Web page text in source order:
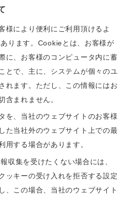
様により便利にご利用頂けるよ
ります。Cookieとは、お客様が
に、お客様のコンピュータ内に蓄
とで、主に、システムが個々のユ
れます。ただし、この情報にはお
含まれません。
を、当社のウェブサイトのお客様
た当社外のウェブサイト上での最
用する場合があります。
収集を受けたくない場合には、
ッキーの受け入れを拒否する設定
、この場合、当社のウェブサイト